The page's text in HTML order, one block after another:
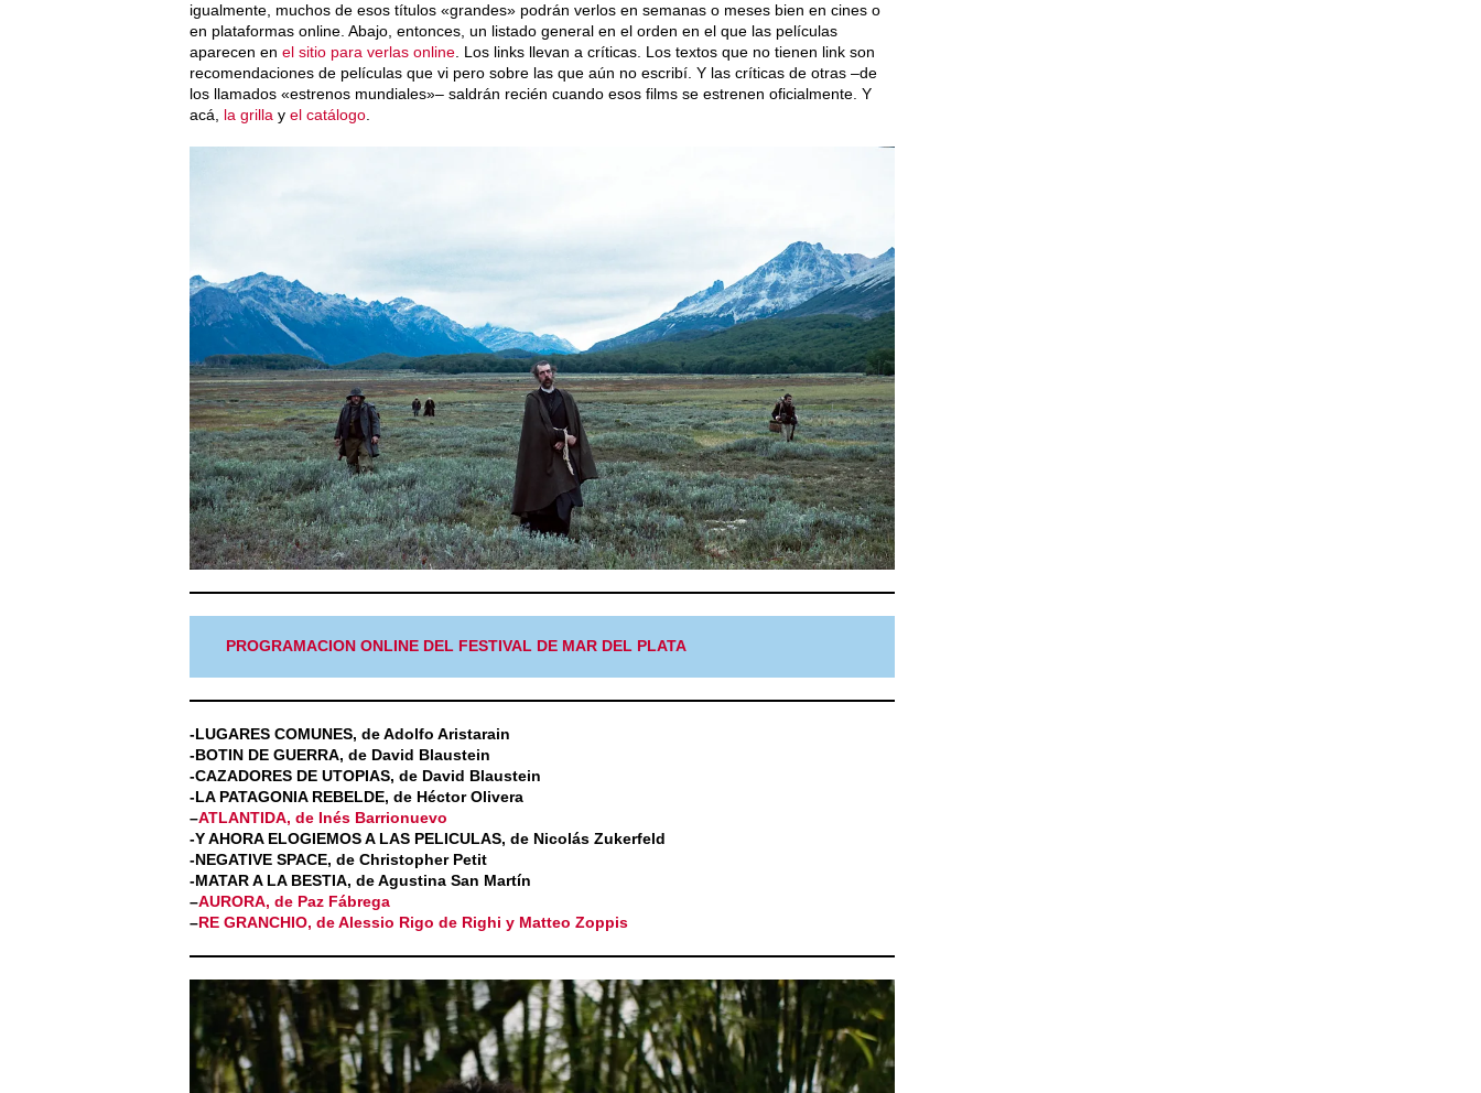
igualmente, muchos de esos títulos «grandes» podrán verlos en semanas o meses bien en cines o
en plataformas online. Abajo, entonces, un listado general en el orden en el que las películas
aparecen en el sitio para verlas online . Los links llevan a críticas. Los textos que no tienen link son
recomendaciones de películas que vi pero sobre las que aún no escribí. Y las críticas de otras –de
los llamados «estrenos mundiales»– saldrán recién cuando esos films se estrenen oficialmente. Y
acá,
la grilla y el catálogo
PROGRAMACION ONLINE DEL FESTIVAL DE MAR DEL PLATA
-LUGARES COMUNES, de Adolfo Aristarain
-BOTIN DE GUERRA, de David Blaustein
-CAZADORES DE UTOPIAS, de David Blaustein
-LA PATAGONIA REBELDE, de Héctor Olivera
–ATLANTIDA, de Inés Barrionuevo
-Y AHORA ELOGIEMOS A LAS PELICULAS, de Nicolás Zukerfeld
-NEGATIVE SPACE, de Christopher Petit
-MATAR A LA BESTIA, de Agustina San Martín
–AURORA, de Paz Fábrega
–RE GRANCHIO, de Alessio Rigo de Righi y Matteo Zoppis